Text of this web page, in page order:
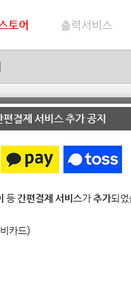
토어 출력서비스
1:1 문
결제 서비스 추가 공지
등간편결제 서비스가추가되
카드)